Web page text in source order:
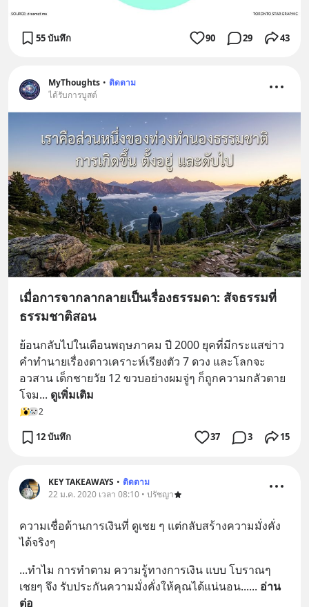
55 บันทึก 90 29 43
MyThoughts • ติดตาม
ได้รับการบูสต์
เมื่อการจากลากลายเป็นเรื่องธรรมดา: สัจธรรมที่
ธรรมชาติสอน
ย้อนกลับไปในเดือนพฤษภาคม ปี 2000 ยุคที่มีกระแสข่าว
คำทำนายเรื่องดาวเคราะห์เรียงตัว 7 ดวง และโลกจะ
อวสาน เด็กชายวัย 12 ขวบอย่างผมจู่ๆ ก็ถูกความกลัวตาย
โจม... ดูเพิ่มเติม
2
12 บันทึก 37 3 15
KEY TAKEAWAYS • ติดตาม
22 ม.ค. 2020 เวลา 08:10 • ปรัชญา
ความเชื่อด้านการเงินที่ ดูเชย ๆ แต่กลับสร้างความมั่งคั่ง
ได้จริงๆ
...ทำไม การทำตาม ความรู้ทางการเงิน แบบ โบราณๆ
เชยๆ จึง รับประกันความมั่งคั่งให้คุณได้แน่นอน...... อ่าน
ต่อ